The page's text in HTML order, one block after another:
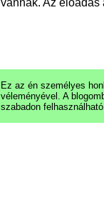
vannak. Az előadás
Ez az én személyes
véleményével. A
szabadon